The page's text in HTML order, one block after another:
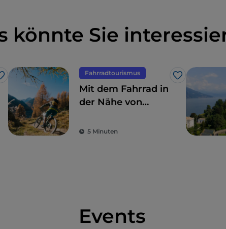
könnte Sie
Fahrradtourismus
Like
Mit dem Fahrrad in
der Nähe von
geeignete Routen
5 Minuten
Events